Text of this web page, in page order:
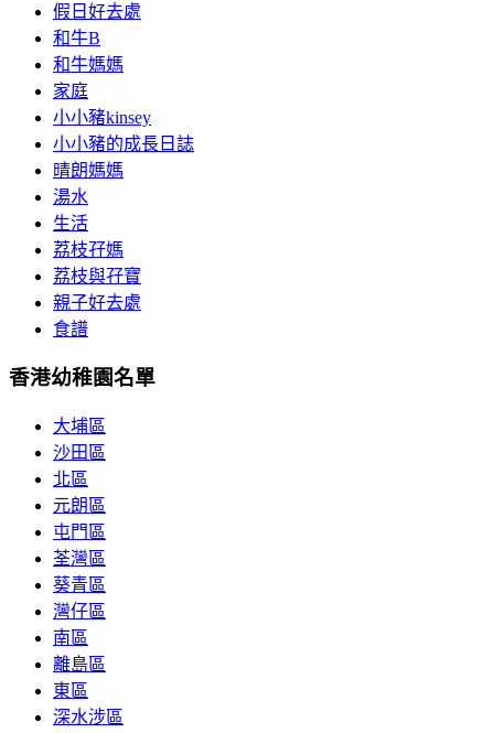
假日好去處
和牛B
和牛媽媽
家庭
小小豬kinsey
小小豬的成長日誌
晴朗媽媽
湯水
生活
荔枝孖媽
荔枝與孖寶
親子好去處
食譜
香港幼稚園名單
大埔區
沙田區
北區
元朗區
屯門區
荃灣區
葵青區
灣仔區
南區
離島區
東區
深水涉區